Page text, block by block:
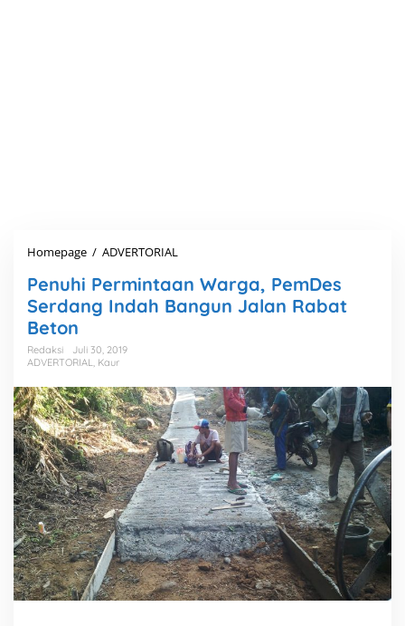
Homepage / ADVERTORIAL
n
u
h
m
i
n
t
a
a
n
W
a
r
g
a
,
Penuhi Permintaan Warga, PemDes
Serdang Indah Bangun Jalan Rabat
Beton
Redaksi
Juli 30, 2019
ADVERTORIAL, Kaur